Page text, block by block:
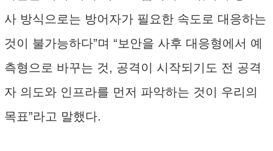
사 방식으로는 방어자가 필요한 속도로 대응하는
것이 불가능하다”며 “보안을 사후 대응형에서 예
측형으로 바꾸는 것, 공격이 시작되기도 전 공격
자 의도와 인프라를 먼저 파악하는 것이 우리의
목표”라고 말했다.